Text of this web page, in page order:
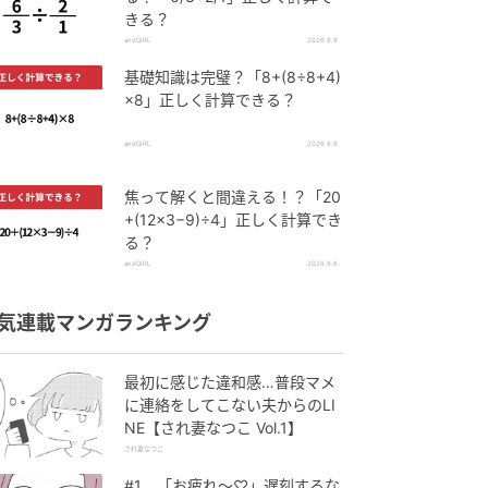
きる？
andGIRL 2026.8.8
基礎知識は完璧？「8+(8÷8+4)
×8」正しく計算できる？
andGIRL 2026.8.8
焦って解くと間違える！？「20
+(12×3−9)÷4」正しく計算でき
る？
andGIRL 2026.8.8
連載マンガランキング
最初に感じた違和感…普段マメ
に連絡をしてこない夫からのLI
NE【され妻なつこ Vol.1】
され妻なつこ